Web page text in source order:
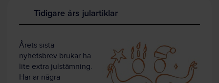
Tidigare års julartiklar
Årets sista
nyhetsbrev brukar ha
lite extra julstämning.
Här är några